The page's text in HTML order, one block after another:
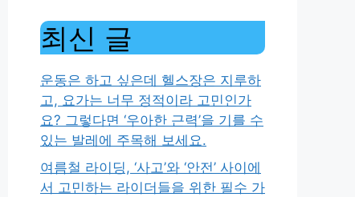
최신 글
운동은 하고 싶은데 헬스장은 지루하
고, 요가는 너무 정적이라 고민인가
요? 그렇다면 ‘우아한 근력’을 기를 수
있는 발레에 주목해 보세요.
여름철 라이딩, ‘사고’와 ‘안전’ 사이에
서 고민하는 라이더들을 위한 필수 가